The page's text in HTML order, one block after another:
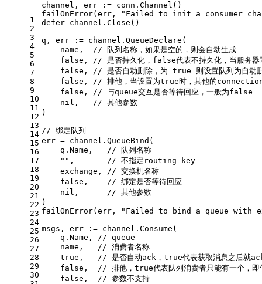
1
2
3
4
5
6
7
8
9
10
11
12
13
14
15
16
17
18
19
20
21
22
23
24
25
26
27
28
29
30
channel, err := conn.Channel()
failOnError(err,
"Failed to init a consumer
defer channel.Close()
q, err := channel.QueueDeclare(
    name,
// 队列名称，如果是空的，则会自动生成
false , // 是否持久化，false代表不持久化，当服务器
false , // 是否自动删除，为 true 则设置队列为自动删
false , // 排他，当设置为true时，其他的connection声
false , // 与queue交互是否等待回应，一般为false
nil , // 其他参数
)
// 绑定队列
err = channel.QueueBind(
    q.Name,
// 队列名称
"" , // 不指定routing key
    exchange,
// 交换机名称
false , // 绑定是否等待回应
nil , // 其他参数
)
failOnError(err,
"Failed to bind a queue with
msgs, err := channel.Consume(
    q.Name,
// queue
    name,
// 消费者名称
true , // 是否自动ack，true代表获取消息之后就
false , // 排他，true代表队列消费者只能有一个，
false , // 参数不支持